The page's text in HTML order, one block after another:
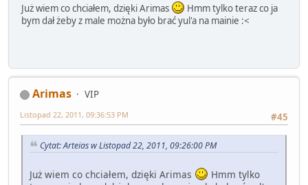
Już wiem co chciałem, dzięki Arimas
Hmm tylko teraz co ja
bym dał żeby z male można było brać yul'a na mainie :<
Arimas
VIP
#45
Listopad 22, 2011, 09:36:53 PM
Cytat: Arteias w Listopad 22, 2011, 09:26:00 PM
Już wiem co chciałem, dzięki Arimas
Hmm tylko